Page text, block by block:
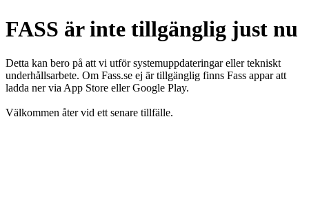
FASS är inte tillgänglig just nu
Detta kan bero på att vi utför systemuppdateringar eller tekniskt
underhållsarbete. Om Fass.se ej är tillgänglig finns Fass appar att
ladda ner via App Store eller Google Play.
Välkommen åter vid ett senare tillfälle.